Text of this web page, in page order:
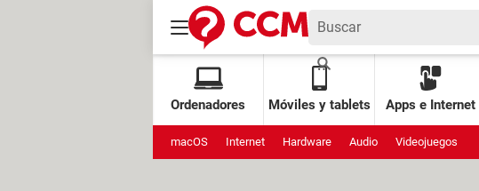
Ordenadores Móviles y tablets Apps e Internet
macOS Internet Hardware Audio Videojuegos